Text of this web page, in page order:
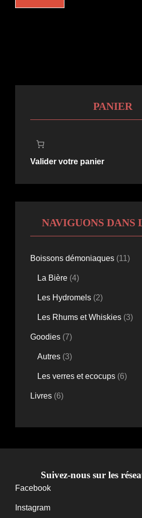
PANIER
Valider votre panier
NAVIGUONS DANS
Boissons démoniaques 1111
La Bière 44
produits
Les Hydromels 22
produits
Les Rhums et Whiskies 33
Goodies 77
produits
Autres 33
produits
Les verres et ecocups 66
Livres 66
Suivez-nous sur les
Facebook
Instagram